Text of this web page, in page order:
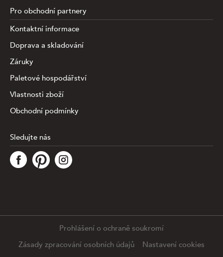
Tato stránka využívá soubory cookies ke shromažďování a
analýze informací o výkonu a používání webu, zajištění
fungování funkcí ze sociálních médií a ke zlepšení a
Podrobné nastavení Souhlasím se všemi cookies
Pro obchodní partnery
Kontaktní informace
Doprava a skladování
Záruky
Paletové hospodářství
Vlastnosti zboží
Obchodní podmínky
Sledujte nás
Prohlášení o ochraně soukromí
Zásady zpracování osobních údajů
Nastavení cookies